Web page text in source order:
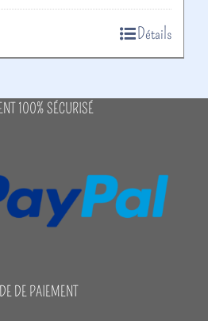
Détails
100% SÉCURISÉ
DE PAIEMENT